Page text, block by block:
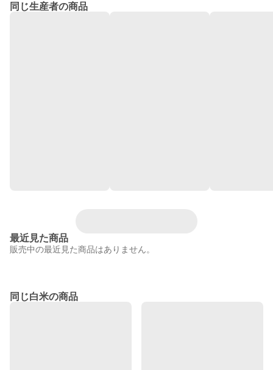
同じ生産者の商品
最近見た商品
販売中の最近見た商品はありません。
同じ白米の商品